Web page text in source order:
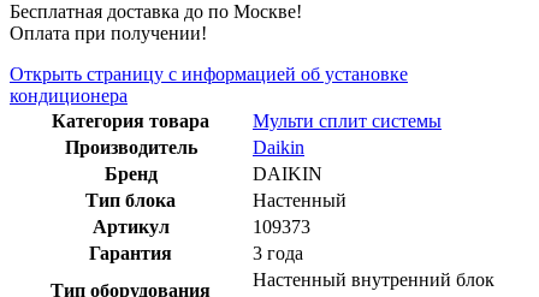
Бесплатная доставка до по Москве!
Оплата при получении!
Открыть страницу с информацией об установке
кондиционера
Категория товара
Мульти сплит системы
Производитель
Daikin
Бренд
DAIKIN
Тип блока
Настенный
Артикул
109373
Гарантия
3 года
Тип оборудования
Настенный внутренний блок